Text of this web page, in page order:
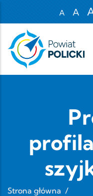
A
Set font
A
Strona główna /